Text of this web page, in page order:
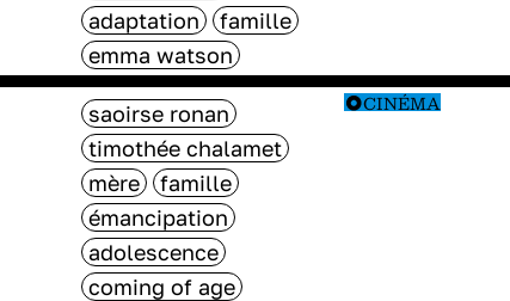
adaptation
famille
emma watson
saoirse ronan
timothée chalamet
mère
famille
émancipation
adolescence
coming of age
CINÉMA